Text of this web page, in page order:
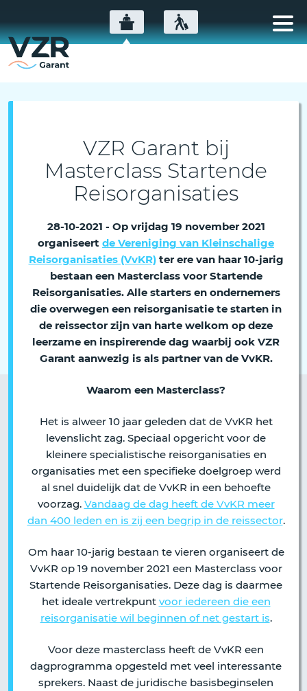
VZR Garant bij
Masterclass Startende
Reisorganisaties
28-10-2021 - Op vrijdag 19 november 2021
organiseert de Vereniging van Kleinschalige
Reisorganisaties (VvKR)ter ere van haar 10-jarig
bestaan een Masterclass voor Startende
Reisorganisaties. Alle starters en ondernemers
die overwegen een reisorganisatie te starten in
de reissector zijn van harte welkom op deze
leerzame en inspirerende dag waarbij ook VZR
Garant aanwezig is als partner van de VvKR.
Waarom een Masterclass?
Het is alweer 10 jaar geleden dat de VvKR het
levenslicht zag. Speciaal opgericht voor de
kleinere specialistische reisorganisaties en
organisaties met een specifieke doelgroep werd
al snel duidelijk dat de VvKR in een behoefte
voorzag. Vandaag de dag heeft de VvKR meer
dan 400 leden en is zij een begrip in de reissector.
Om haar 10-jarig bestaan te vieren organiseert de
VvKR op 19 november 2021 een Masterclass voor
Startende Reisorganisaties. Deze dag is daarmee
het ideale vertrekpunt voor iedereen die een
reisorganisatie wil beginnen of net gestart is.
Voor deze masterclass heeft de VvKR een
dagprogramma opgesteld met veel interessante
sprekers. Naast de juridische basisbeginselen